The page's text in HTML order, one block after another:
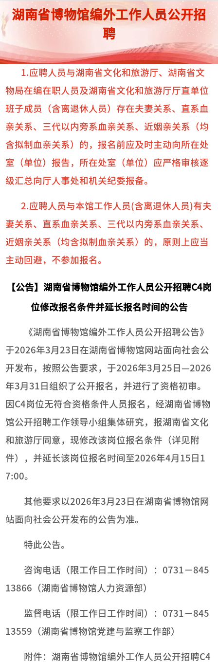
湖南省博物馆编外工作人员公开招
聘
1.应聘人员与湖南省文化和旅游厅、湖南省文
物局在编在职人员及湖南省文化和旅游厅厅直单位
班子成员（含离退休人员）存在夫妻关系、直系血
亲关系、三代以内旁系血亲关系、近姻亲关系（均
含拟制血亲关系）的，报名前应及时主动向所在处
室（单位）报告，所在处室（单位）应严格审核逐
级汇总向厅人事处和机关纪委报备。
2.应聘人员与本馆工作人员(含离退休人员)有夫
妻关系、直系血亲关系、三代以内旁系血亲关系、
近姻亲关系（均含拟制血亲关系）的，原则上应当
主动回避，不参加报名。
【公告】湖南省博物馆编外工作人员公开招聘C4岗
位修改报名条件并延长报名时间的公告
《湖南省博物馆编外工作人员公开招聘公告》
于2026年3月23日在湖南省博物馆网站面向社会公
开发布，按照公告要求，于2026年3月25日—2026
年3月31日组织了公开报名，并进行了资格初审。
因C4岗位无符合资格条件人员报名，经湖南省博物
馆公开招聘工作领导小组集体研究，报湖南省文化
和旅游厅同意，现修改该岗位报名条件（详见附
件），并延长该岗位报名时间至2026年4月15日1
7:00。
其他要求以2026年3月23日在湖南省博物馆网
站面向社会公开发布的公告为准。
特此公告。
咨询电话（限工作日工作时间）：0731－845
13866（湖南省博物馆人力资源部）
监督电话（限工作日工作时间）：0731－845
13559（湖南省博物馆党建与监察工作部）
附件：湖南省博物馆编外工作人员公开招聘C4